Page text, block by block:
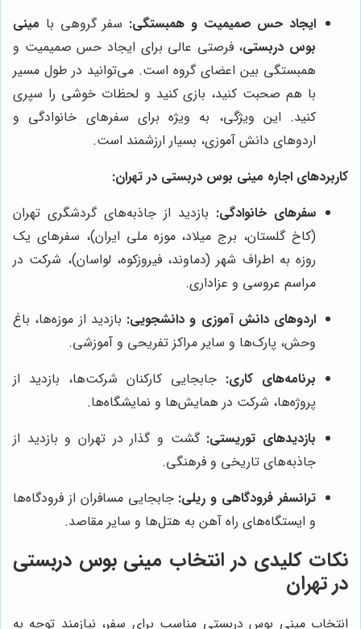
ایجاد حس صمیمیت و همبستگی: سفر گروهی با مینی
بوس دربستی، فرصتی عالی برای ایجاد حس صمیمیت و
همبستگی بین اعضای گروه است. می‌توانید در طول مسیر
با هم صحبت کنید، بازی کنید و لحظات خوشی را سپری
کنید. این ویژگی، به ویژه برای سفرهای خانوادگی و
اردوهای دانش آموزی، بسیار ارزشمند است.
کاربردهای اجاره مینی بوس دربستی در تهران:
سفرهای خانوادگی: بازدید از جاذبه‌های گردشگری تهران
(کاخ گلستان، برج میلاد، موزه ملی ایران)، سفرهای یک
روزه به اطراف شهر (دماوند، فیروزکوه، لواسان)، شرکت در
مراسم عروسی و عزاداری.
اردوهای دانش آموزی و دانشجویی: بازدید از موزه‌ها، باغ
وحش، پارک‌ها و سایر مراکز تفریحی و آموزشی.
برنامه‌های کاری: جابجایی کارکنان شرکت‌ها، بازدید از
پروژه‌ها، شرکت در همایش‌ها و نمایشگاه‌ها.
بازدیدهای توریستی: گشت و گذار در تهران و بازدید از
جاذبه‌های تاریخی و فرهنگی.
ترانسفر فرودگاهی و ریلی: جابجایی مسافران از فرودگاه‌ها
و ایستگاه‌های راه آهن به هتل‌ها و سایر مقاصد.
نکات کلیدی در انتخاب مینی بوس دربستی
در تهران
انتخاب مینی بوس دربستی مناسب برای سفر، نیازمند توجه به